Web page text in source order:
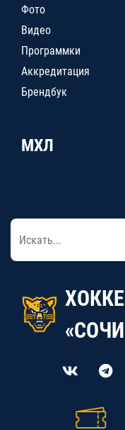
Фото
Видео
Программки
Аккредитация
Брендбук
МХЛ